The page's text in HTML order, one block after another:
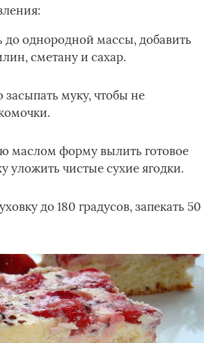
до однородной массы, добавить
сметану и сахар.
засыпать муку, чтобы не
маслом форму вылить готовое
уложить чистые сухие ягодки.
до 180 градусов, запекать 50